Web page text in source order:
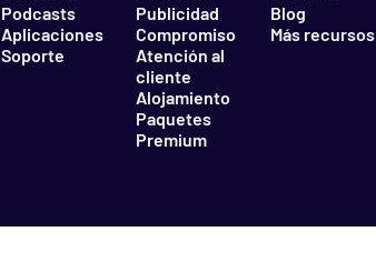
Podcasts
Aplicaciones
Soporte
Publicidad
Compromiso
Atención al
cliente
Alojamiento
Paquetes
Premium
Blog
Más recursos